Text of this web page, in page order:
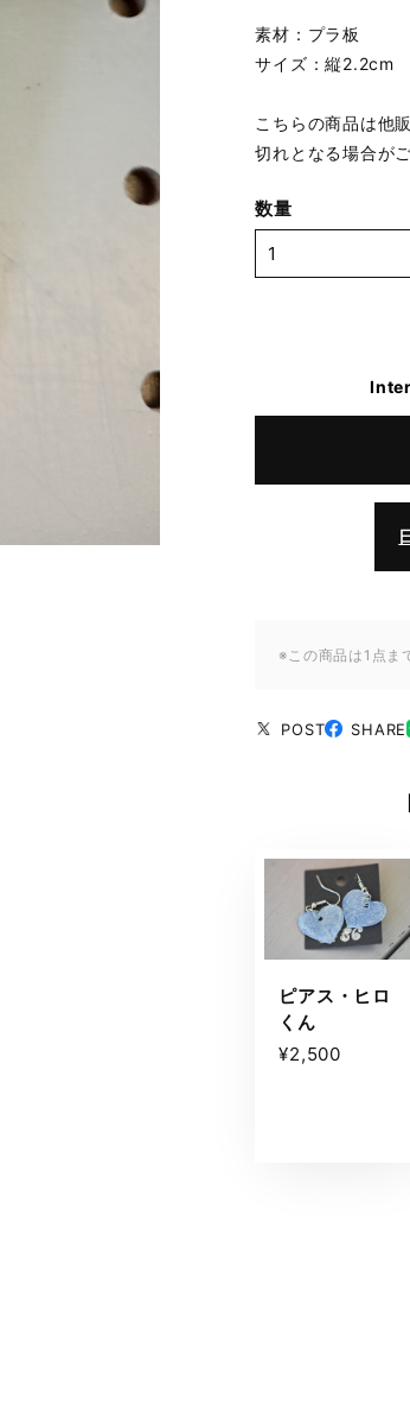
素材：プラ板
サイズ：縦2.2cm
こちらの商品は他
切れとなる場合が
数量
※この商品は1点ま
POST SHARE
ピアス・ヒロ
くん
¥2,500